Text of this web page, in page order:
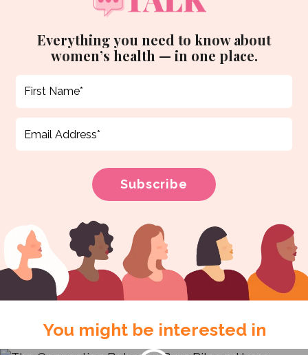
Everything you need to know about
women’s health — in one place.
You might be interested in